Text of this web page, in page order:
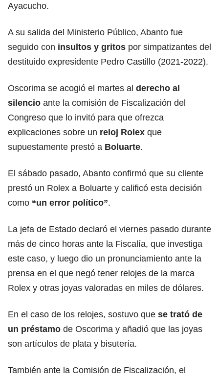
Ayacucho.
A su salida del Ministerio Público, Abanto fue
seguido con insultos y gritos por simpatizantes del
destituido expresidente Pedro Castillo (2021-2022).
Oscorima se acogió el martes al derecho al
silencio ante la comisión de Fiscalización del
Congreso que lo invitó para que ofrezca
explicaciones sobre un reloj Rolex que
supuestamente prestó a Boluarte.
El sábado pasado, Abanto confirmó que su cliente
prestó un Rolex a Boluarte y calificó esta decisión
como “un error político”.
La jefa de Estado declaró el viernes pasado durante
más de cinco horas ante la Fiscalía, que investiga
este caso, y luego dio un pronunciamiento ante la
prensa en el que negó tener relojes de la marca
Rolex y otras joyas valoradas en miles de dólares.
En el caso de los relojes, sostuvo que se trató de
un préstamo de Oscorima y añadió que las joyas
son artículos de plata y bisutería.
También ante la Comisión de Fiscalización, el